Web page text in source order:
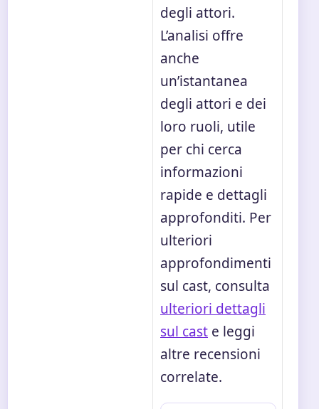
degli attori.
L’analisi offre
anche
un’istantanea
degli attori e dei
loro ruoli, utile
per chi cerca
informazioni
rapide e dettagli
approfonditi. Per
ulteriori
approfondimenti
sul cast, consulta
ulteriori dettagli
sul cast e leggi
altre recensioni
correlate.